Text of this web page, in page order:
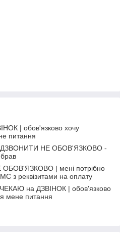
| обов'язково хочу
питання
- ДЗВОНИТИ НЕ ОБОВ'ЯЗКОВО -
| мені потрібно
з реквізитами на оплату
ЧЕКАЮ на ДЗВІНОК | обов'язково
мене питання